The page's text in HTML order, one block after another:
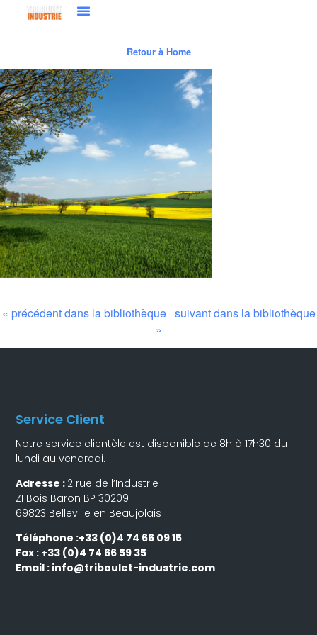
Retour à Home
« précédent dans la bibliothèque suivant dans la bibliothèque
»
Service Client
Notre service clientèle est disponible de 8h à 17h30 du
lundi au vendredi.
Adresse : 2 rue de l’Industrie
ZI Bois Baron BP 30209
69823 Belleville en Beaujolais
Téléphone :+33 (0)4 74 66 09 15
Fax : +33 (0)4 74 66 59 35
Email : info@triboulet-industrie.com